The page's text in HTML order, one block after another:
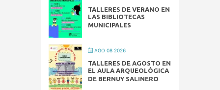
TALLERES DE VERANO EN
LAS BIBLIOTECAS
MUNICIPALES
AGO 08 2026
TALLERES DE AGOSTO EN
EL AULA ARQUEOLÓGICA
DE BERNUY SALINERO